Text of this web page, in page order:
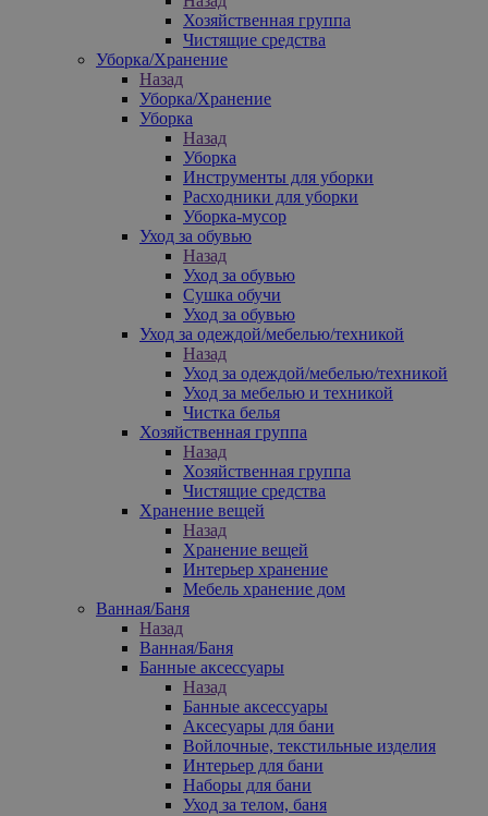
Хозяйственная группа
Чистящие средства
Уборка/Хранение
Назад
Уборка/Хранение
Уборка
Назад
Уборка
Инструменты для уборки
Расходники для уборки
Уборка-мусор
Уход за обувью
Назад
Уход за обувью
Сушка обучи
Уход за обувью
Уход за одеждой/мебелью/техникой
Назад
Уход за одеждой/мебелью/техникой
Уход за мебелью и техникой
Чистка белья
Хозяйственная группа
Назад
Хозяйственная группа
Чистящие средства
Хранение вещей
Назад
Хранение вещей
Интерьер хранение
Мебель хранение дом
Ванная/Баня
Назад
Ванная/Баня
Банные аксессуары
Назад
Банные аксессуары
Аксесуары для бани
Войлочные, текстильные изделия
Интерьер для бани
Наборы для бани
Уход за телом, баня